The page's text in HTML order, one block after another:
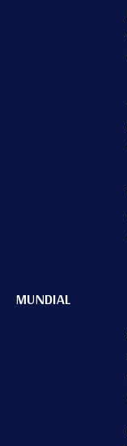
MUNDIAL